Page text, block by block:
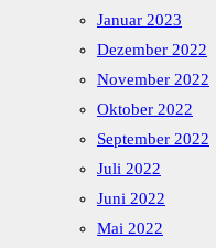
Januar 2023
Dezember 2022
November 2022
Oktober 2022
September 2022
Juli 2022
Juni 2022
Mai 2022